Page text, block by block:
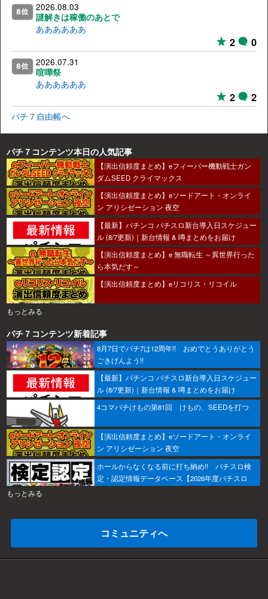
2026.08.03
謎解きは稼働のあとで
ああああああ
2 0
2026.07.31
喧嘩祭
ああああああ
2 2
パチ７自由帳へ
パチ７コンテンツ本日の人気記事
【演出信頼度まとめ】eフィーバー機動戦士ガン
ダムSEED クライマックス
【演出信頼度まとめ】eソードアート・オンライ
ン アリシゼーション 夜空
【最新】パチンコ パチスロ新台導入日スケジュー
ル (8/7更新)｜新台情報 & 噂まとめをお届け
【演出信頼度まとめ】e 無職転生 ～異世界行った
ら本気だす～
【演出信頼度まとめ】eリコリス・リコイル
もっとみる
パチ７コンテンツ新着記事
8月7日でパチ7は12周年!! おめでとうありがとう
ごきげんよう!!
【最新】パチンコ パチスロ新台導入日スケジュー
ル (8/7更新)｜新台情報 & 噂まとめをお届け
4コマパチけもの第81回 けもの、SEEDを打つ
【演出信頼度まとめ】eソードアート・オンライ
ン アリシゼーション 夜空
ホールからなくなる前に打ち納め!! パチスロ検
定・認定情報データベース【2026年度パチスロ
もっとみる
コミュニティへ